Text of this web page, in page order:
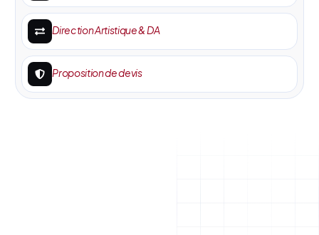
Direction Artistique & DA
Proposition de devis